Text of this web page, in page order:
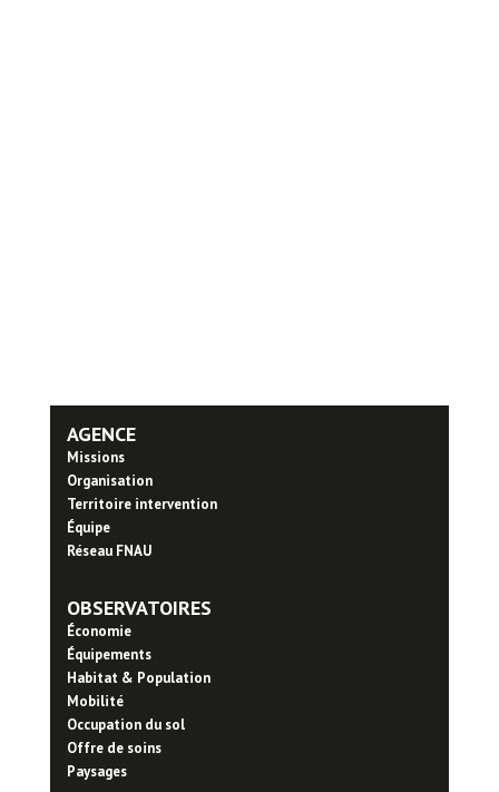
AGENCE
Missions
Organisation
Territoire intervention
Équipe
Réseau FNAU
OBSERVATOIRES
Économie
Équipements
Habitat & Population
Mobilité
Occupation du sol
Offre de soins
Paysages